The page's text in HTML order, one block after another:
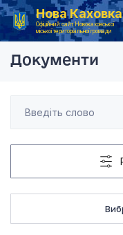
Нова Каховка
Офіційний сайт Новокаховської
міської територіальної громади
Головна
Документи